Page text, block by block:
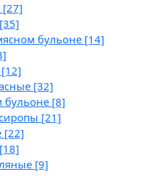
[27]
[35]
бульоне [14]
[12]
[32]
бульоне [8]
[21]
[22]
[18]
[9]